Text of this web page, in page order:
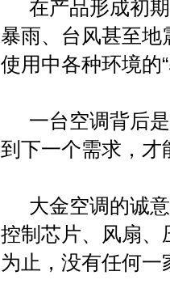
在产品形成初期
暴雨、台风甚至
使用中各种环境的
一台空调背后是
到下一个需求，才
大金空调的诚意
控制芯片、风扇、
为止，没有任何